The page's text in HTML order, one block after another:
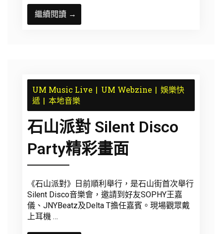
繼續閱讀 →
UM Music Live UM Webzine
娛樂快
遞
本地音樂
石山派對 Silent Disco
Party精彩畫面
《石山派對》日前順利舉行，是石山街首次舉行
Silent Disco音樂會，邀請到好友SOPHY王嘉
儀、JNYBeatz及Delta T擔任嘉賓。現場觀眾戴
上耳機 …